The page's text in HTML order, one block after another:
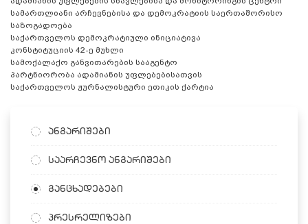
სამართლიანი არჩევნებისა და დემოკრატიის საერთაშორისო
საზოგადოება
საქართველოს დემოკრატიული ინიციატივა
კონსტიტუციის 42-ე მუხლი
სამოქალაქო განვითარების სააგენტო
პარტნიორობა ადამიანის უფლებებისათვის
საქართველოს ჟურნალისტური ეთიკის ქარტია
ანგარიშები
საარჩევნო ანგარიშები
განცხადებები
პრესრელიზები